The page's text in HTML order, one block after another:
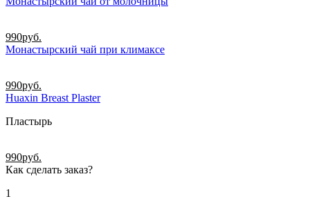
990руб.
Монастырский чай при климаксе
990руб.
Huaxin Breast Plaster
Пластырь
990руб.
Как сделать заказ?
1